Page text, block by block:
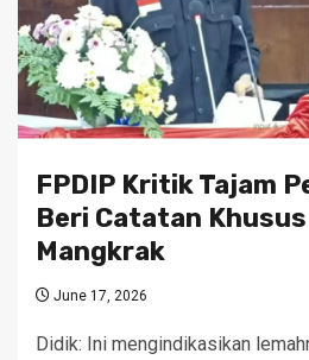
FPDIP Kritik Tajam
Beri Catatan
Mangkrak
June 17, 2026
Didik: Ini mengindikasikan